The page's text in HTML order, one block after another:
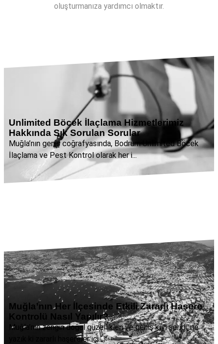
oluşturmanıza yardımcı olmaktır.
Unlimited Böcek İlaçlama Hizmetlerimiz
Hakkında Sık Sorulan Sorular
Muğla’nın geniş coğrafyasında, Bodrum Unlimited Böcek
İlaçlama ve Pest Kontrol olarak her i...
Muğla’nın Her İlçesinde Etkili Zararlı Haşere
Kontrolü Nasıl Yapılır?
Muğla’nın zengin doğal güzellikleri ve geniş kıyı şeridi, ne
yazık ki zararlı haşereler içi...